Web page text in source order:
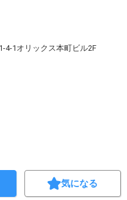
4-1オリックス本町ビル2F
気になる